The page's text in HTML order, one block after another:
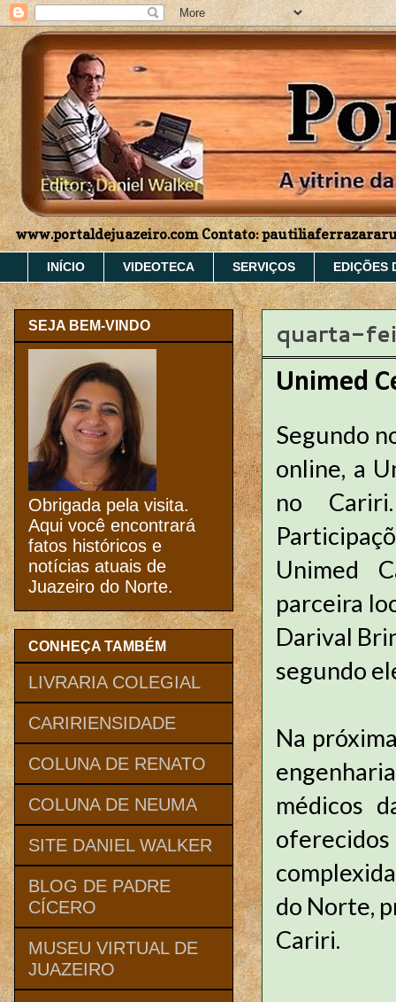
www.portaldejuazeiro.com Contato:
INÍCIO VIDEOTECA SERVIÇOS EDIÇÕES
quarta-
Unimed
Segundo
online, a
no
Unimed
parceira
Darival
segundo
Na
médicos
do Norte,
Cariri.
SEJA BEM-VINDO
Obrigada pela visita.
Aqui você encontrará
fatos históricos e
notícias atuais de
Juazeiro do Norte.
CONHEÇA TAMBÉM
LIVRARIA COLEGIAL
CARIRIENSIDADE
COLUNA DE RENATO
COLUNA DE NEUMA
SITE DANIEL WALKER
BLOG DE PADRE
CÍCERO
MUSEU VIRTUAL DE
JUAZEIRO